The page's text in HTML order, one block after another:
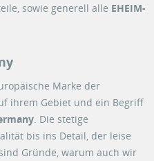
sowie generell alle EHEIM-
Marke der
ihrem Gebiet und ein Begriff
. Die stetige
bis ins Detail, der leise
Gründe, warum auch wir